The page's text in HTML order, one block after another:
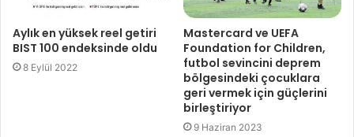
Aylık en yüksek reel getiri
BIST 100 endeksinde oldu
8 Eylül 2022
Mastercard ve UEFA
Foundation for Children,
futbol sevincini deprem
bölgesindeki çocuklara
geri vermek için güçlerini
birleştiriyor
9 Haziran 2023